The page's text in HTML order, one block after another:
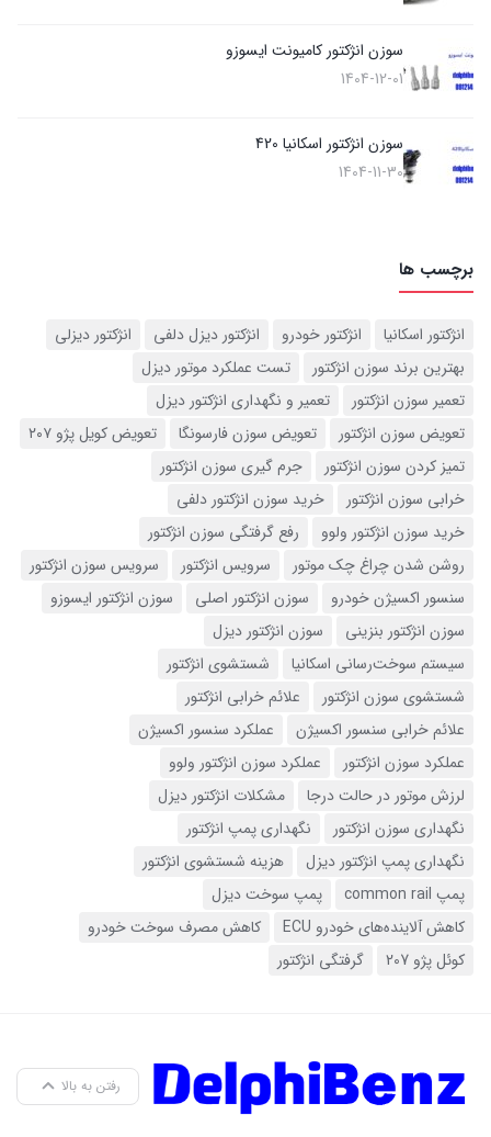
سوزن انژکتور کامیونت ایسوزو
1404-12-01
سوزن انژکتور اسکانیا 420
1404-11-30
برچسب ها
انژکتور اسکانیا انژکتور خودرو انژکتور دیزل دلفی
انژکتور دیزلی
بهترین برند سوزن انژکتور
تست عملکرد موتور دیزل
تعمیر سوزن انژکتور
تعمیر و نگهداری انژکتور دیزل
تعویض سوزن انژکتور
تعویض سوزن فارسونگا
تعویض کویل پژو ۲۰۷
تمیز کردن سوزن انژکتور
جرم گیری سوزن انژکتور
خرابی سوزن انژکتور
خرید سوزن انژکتور دلفی
خرید سوزن انژکتور ولوو
رفع گرفتگی سوزن انژکتور
روشن شدن چراغ چک موتور
سرویس انژکتور
سرویس سوزن انژکتور
سنسور اکسیژن خودرو
سوزن انژکتور اصلی
سوزن انژکتور ایسوزو
سوزن انژکتور بنزینی
سوزن انژکتور دیزل
سیستم سوخت‌رسانی اسکانیا
شستشوی انژکتور
شستشوی سوزن انژکتور
علائم خرابی انژکتور
علائم خرابی سنسور اکسیژن
عملکرد سنسور اکسیژن
عملکرد سوزن انژکتور
عملکرد سوزن انژکتور ولوو
لرزش موتور در حالت درجا
مشکلات انژکتور دیزل
نگهداری سوزن انژکتور
نگهداری پمپ انژکتور
نگهداری پمپ انژکتور دیزل
هزینه شستشوی انژکتور
پمپ common rail
پمپ سوخت دیزل
کاهش آلاینده‌های خودرو ECU
کاهش مصرف سوخت خودرو
کوئل پژو 207
گرفتگی انژکتور
رفتن به بالا